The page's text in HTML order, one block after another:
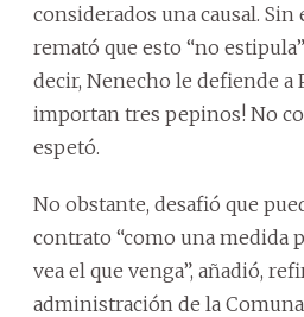
considerados una causal.
remató que esto “no
decir, Nenecho le defiende a
importan tres pepinos! No
espetó.
No obstante, desafió que
contrato “como una medida
vea el que venga”, añadió,
administración de la